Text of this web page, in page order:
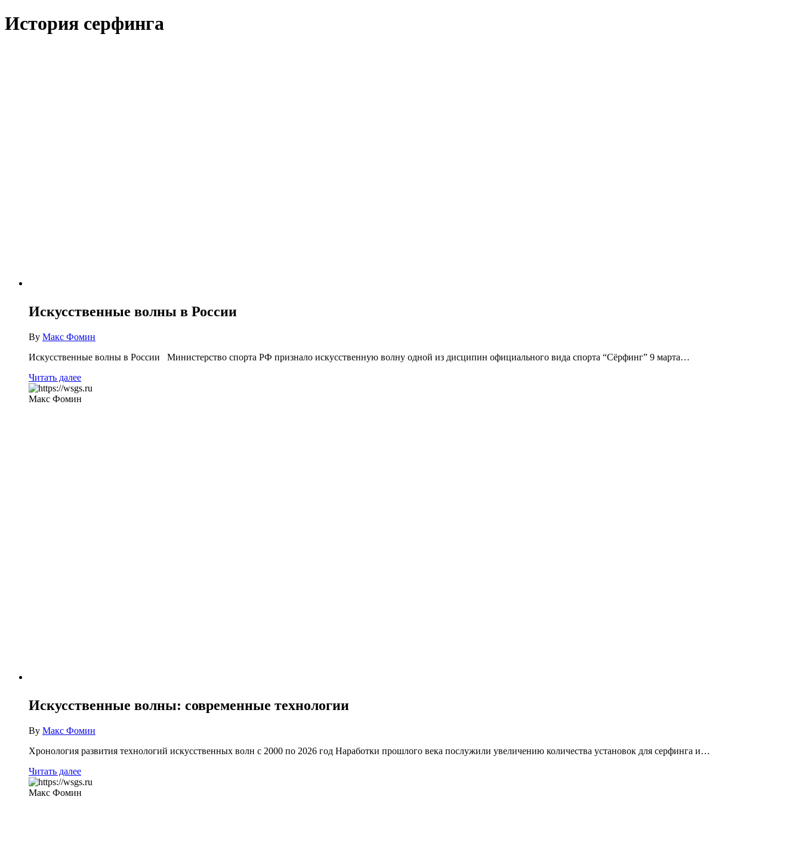
История серфинга
Искусственные волны в России
By Макс Фомин
Искусственные волны в России Министерство спорта РФ признало искусственную волну одной из дисципин официального вида спорта “Сёрфинг” 9 марта…
Читать далее
Макс Фомин
Искусственные волны: современные технологии
By Макс Фомин
Хронология развития технологий искусственных волн с 2000 по 2026 год Наработки прошлого века послужили увеличению количества установок для серфинга и…
Читать далее
Макс Фомин